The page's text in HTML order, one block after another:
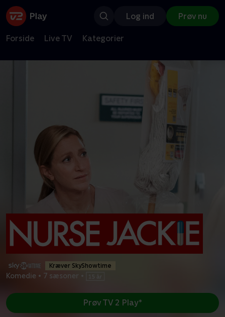
Log ind Prøv nu
Forside Live TV Kategorier
Kræver SkyShowtime
Komedie • 7 sæsoner •
Prøv TV 2 Play*